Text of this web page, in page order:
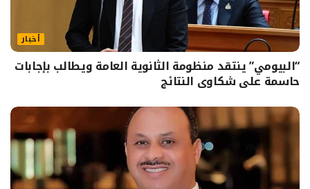
أخبار
“البيومي” ينتقد منظومة الثانوية العامة ويطالب بإجابات
حاسمة على شكاوى النتائج